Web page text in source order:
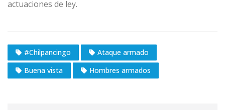
actuaciones de ley.
#Chilpancingo
Ataque armado
Buena vista
Hombres armados